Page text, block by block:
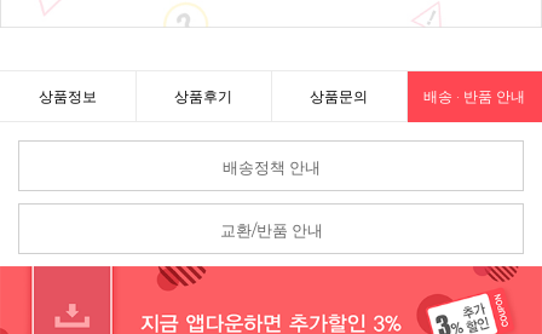
상품정보 상품후기 상품문의 배송 · 반품 안내
배송정책 안내
교환/반품 안내